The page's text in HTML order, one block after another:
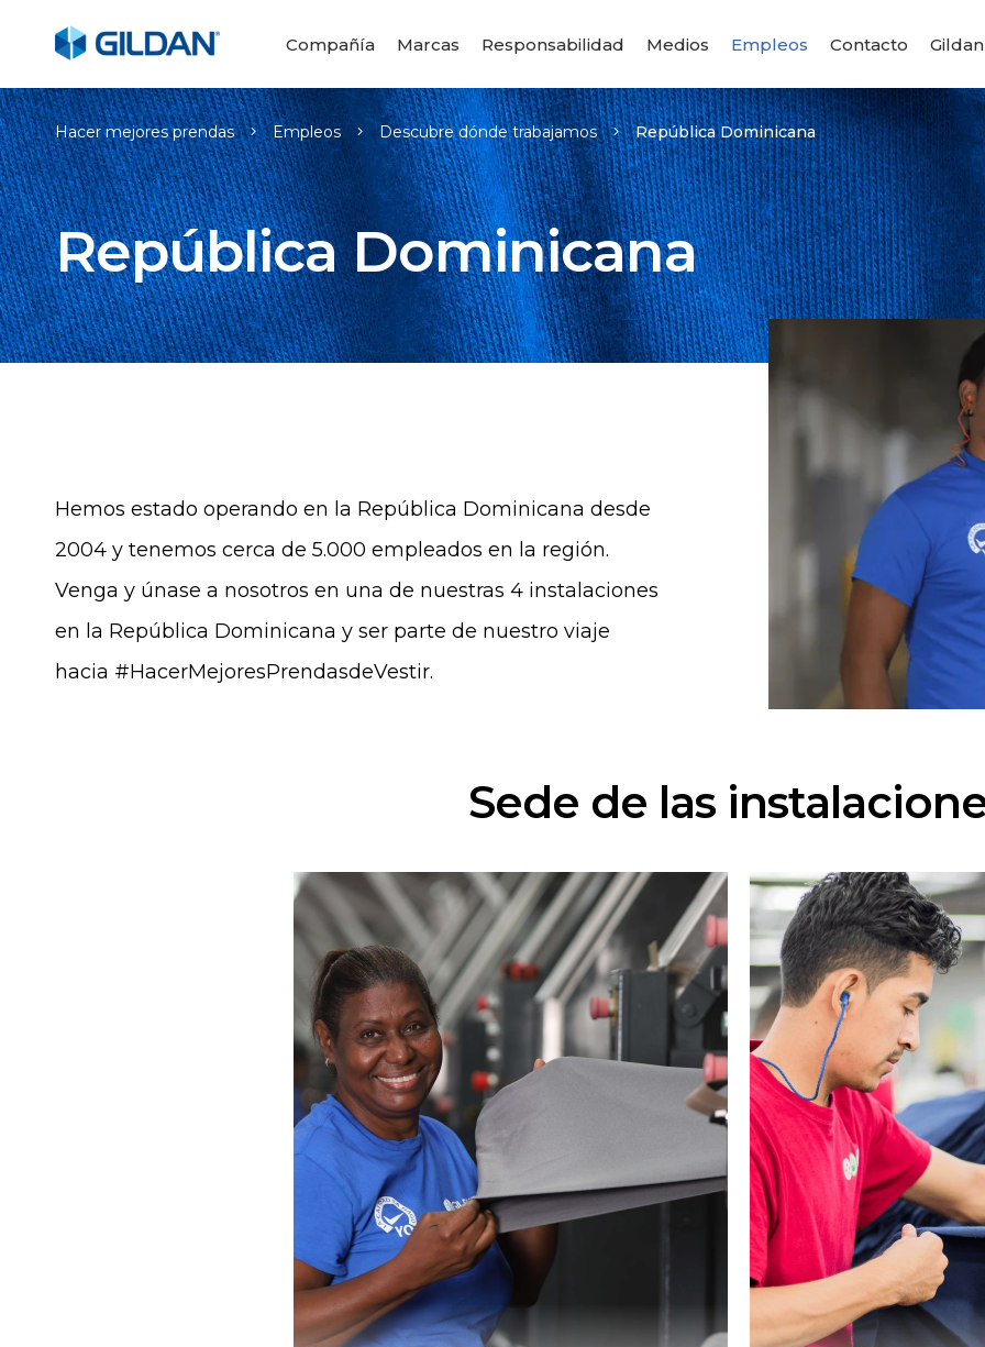
Compañía Marcas Responsabilidad Medios Empleos Contacto
Hacer mejores prendas Empleos Descubre dónde trabajamos República Dominicana
República Dominicana
Hemos estado operando en la República Dominicana desde
2004 y tenemos cerca de 5.000 empleados en la región.
Venga y únase a nosotros en una de nuestras 4 instalaciones
en la República Dominicana y ser parte de nuestro viaje
hacia #HacerMejoresPrendasdeVestir.
Sede de las
Tenemos una planta textil, ubicada en Santo
Domingo, República Dominicana.
Dirección:
Zona Franca Bella Vista, Santo Domingo,
Dominican Republic
Contamos con tres
ubicadas en Las
Macoris y San Isidro.
Dirección:
Parque Indstrial Las
Domingo Este,
Zona Franca Industrial
Calle Luis Amiama Tio
Macoris, Dominican
Parque Industrial Zona
Autopista de San Isidro
Domingo, Dominican